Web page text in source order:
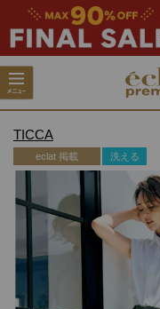
TICCA
eclat 掲載 洗える